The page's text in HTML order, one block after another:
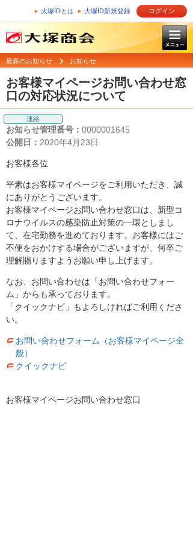
大塚IDとは 大塚ID新規登録 ログイン
最新のお知らせ お知らせ
お客様マイページお問い合わせ窓
口の対応状況について
連絡
お知らせ管理番号： 0000001645
公開日： 2020年4月23日
お客様各位
平素はお客様マイページをご利用いただき、誠
にありがとうございます。
お客様マイページお問い合わせ窓口は、新型コ
ロナウイルスの感染防止対策の一環としまし
て、在宅勤務を進めております。お客様にはご
不便をおかけする場合がございますが、何卒ご
理解賜りますようお願い申し上げます。
なお、お問い合わせは「お問い合わせフォー
ム」からも承っております。
「クイックナビ」もよろしければご利用くださ
い。
お問い合わせフォーム（お客様マイページ全
般）
クイックナビ
お客様マイページお問い合わせ窓口